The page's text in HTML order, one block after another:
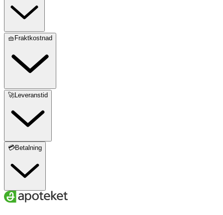
🧺Fraktkostnad
🚀Leveranstid
💳Betalning